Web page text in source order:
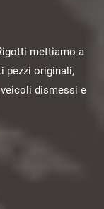
mettiamo a
pezzi originali,
dismessi e